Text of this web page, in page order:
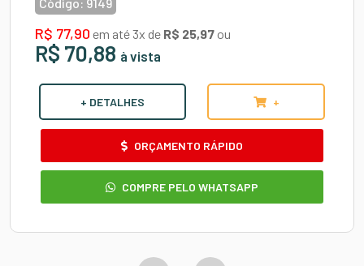
R$ 77,90 em até 3x de R$ 25,97 ou
R$ 70,88 à vista
+ DETALHES +
ORÇAMENTO RÁPIDO
COMPRE PELO WHATSAPP